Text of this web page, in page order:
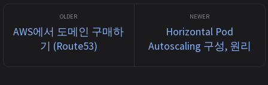
AWS에서 도메인 구매하
기 (Route53)
Horizontal Pod
Autoscaling 구성, 원리